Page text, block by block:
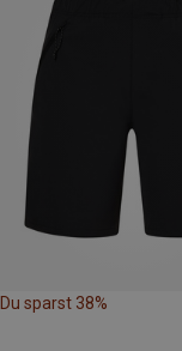
Du sparst 38%